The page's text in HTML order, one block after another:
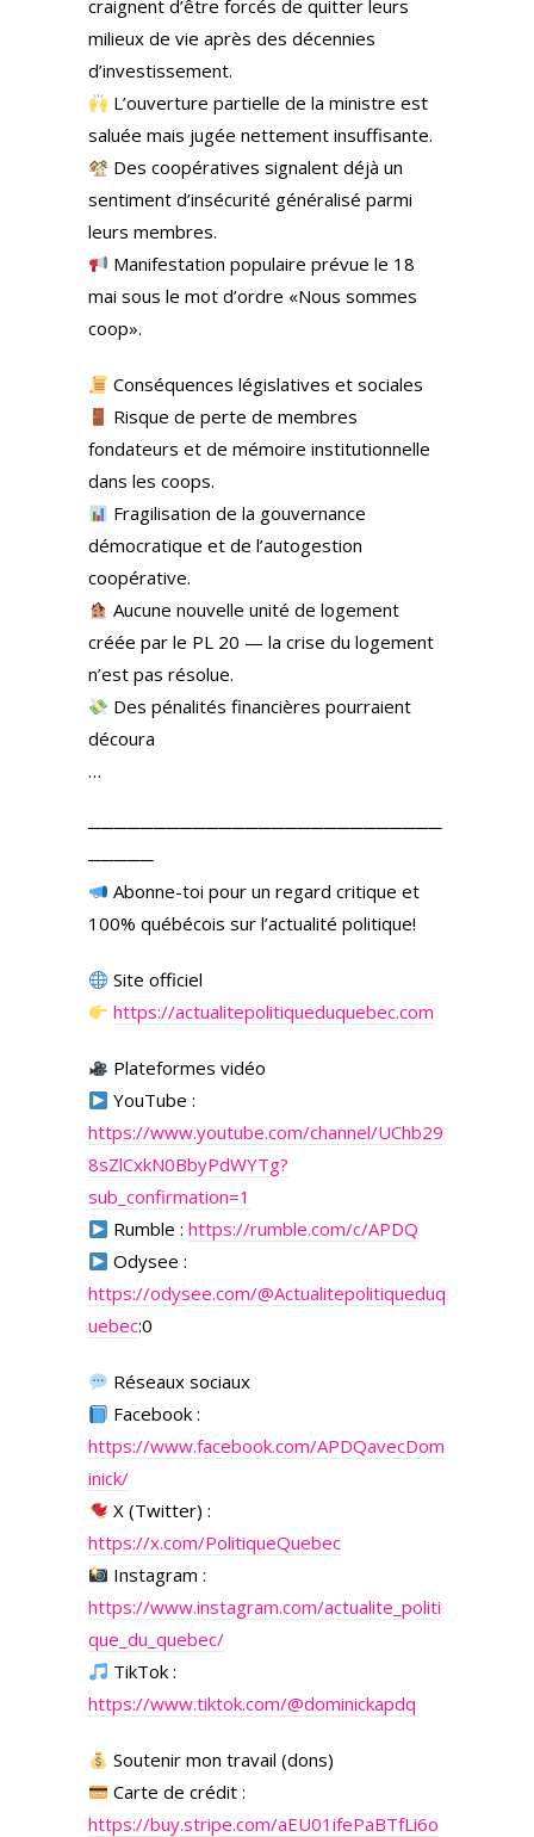
craignent d’être forcés de quitter leurs
milieux de vie après des décennies
d’investissement.
L’ouverture partielle de la ministre est
saluée mais jugée nettement insuffisante.
Des coopératives signalent déjà un
sentiment d’insécurité généralisé parmi
leurs membres.
Manifestation populaire prévue le 18
mai sous le mot d’ordre «Nous sommes
coop».
Conséquences législatives et sociales
Risque de perte de membres
fondateurs et de mémoire institutionnelle
dans les coops.
Fragilisation de la gouvernance
démocratique et de l’autogestion
coopérative.
Aucune nouvelle unité de logement
créée par le PL 20 — la crise du logement
n’est pas résolue.
Des pénalités financières pourraient
découra
…
───────────────────────────
─────
Abonne-toi pour un regard critique et
100% québécois sur l’actualité politique!
Site officiel
https://actualitepolitiqueduquebec.com
Plateformes vidéo
YouTube :
https://www.youtube.com/channel/UChb29
8sZlCxkN0BbyPdWYTg?
sub_confirmation=1
Rumble :https://rumble.com/c/APDQ
Odysee :
https://odysee.com/@Actualitepolitiqueduq
uebec:0
Réseaux sociaux
Facebook :
https://www.facebook.com/APDQavecDom
inick/
X (Twitter) :
https://x.com/PolitiqueQuebec
Instagram :
https://www.instagram.com/actualite_politi
que_du_quebec/
TikTok :
https://www.tiktok.com/@dominickapdq
Soutenir mon travail (dons)
Carte de crédit :
https://buy.stripe.com/aEU01ifePaBTfLi6o